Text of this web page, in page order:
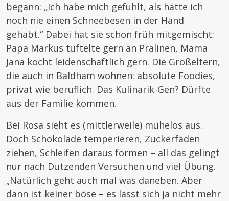
begann: „Ich habe mich gefühlt, als hätte ich
noch nie einen Schneebesen in der Hand
gehabt.“ Dabei hat sie schon früh mitgemischt:
Papa Markus tüftelte gern an Pralinen, Mama
Jana kocht leidenschaftlich gern. Die Großeltern,
die auch in Baldham wohnen: absolute Foodies,
privat wie beruflich. Das Kulinarik-Gen? Dürfte
aus der Familie kommen.
Bei Rosa sieht es (mittlerweile) mühelos aus.
Doch Schokolade temperieren, Zuckerfäden
ziehen, Schleifen daraus formen – all das gelingt
nur nach Dutzenden Versuchen und viel Übung.
„Natürlich geht auch mal was daneben. Aber
dann ist keiner böse – es lässt sich ja nicht mehr